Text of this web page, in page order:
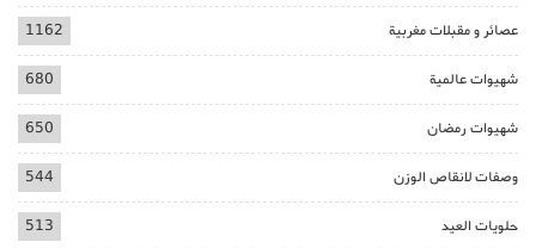
عصائر و مقبلات مغربية 1162
شهيوات عالمية 680
شهيوات رمضان 650
وصفات لانقاص الوزن 544
حلويات العيد 513